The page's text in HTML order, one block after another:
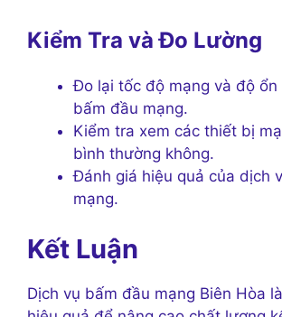
Kiểm Tra và Đo Lường
Đo lại tốc độ mạng và độ ổn
bấm đầu mạng.
Kiểm tra xem các thiết bị
bình thường không.
Đánh giá hiệu quả của dịch
mạng.
Kết Luận
Dịch vụ bấm đầu mạng Biên Hòa